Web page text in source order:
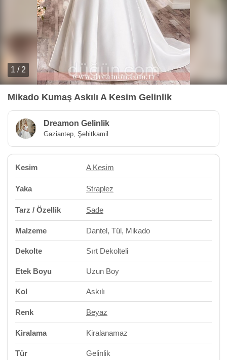
1 / 2
Mikado Kumaş Askılı A Kesim Gelinlik
Dreamon Gelinlik
Gaziantep, Şehitkamil
Kesim A Kesim
Yaka Straplez
Tarz / Özellik Sade
Malzeme Dantel, Tül, Mikado
Dekolte Sırt Dekolteli
Etek Boyu Uzun Boy
Kol Askılı
Renk Beyaz
Kiralama Kiralanamaz
Tür Gelinlik